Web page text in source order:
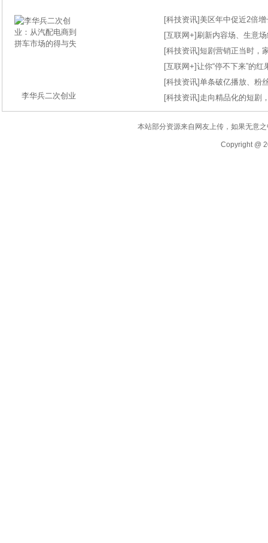
李华兵二次创业
[科技资讯] 美区年中促近2倍
[互联网+] 刷新内容场、生意
[科技资讯]短剧营销正当时，
[互联网+]让你“停不下来”的
[科技资讯]单条破亿播放、粉
[科技资讯] 走向精品化的短剧
本站部分资源来自网友上传，如果无意
Copyright @